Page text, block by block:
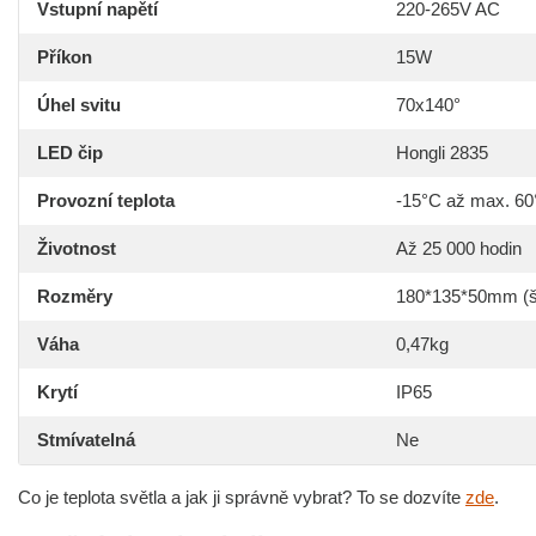
Vstupní napětí 220-265V AC
Příkon 15W
Úhel svitu 70x140°
LED čip Hongli 2835
Provozní teplota -15°C až max.
Životnost Až 25 000 hodin
Rozměry 180*135*50mm
Váha 0,47kg
Krytí IP65
Stmívatelná Ne
Co je teplota světla a jak ji správně vybrat? To se dozvíte zde.